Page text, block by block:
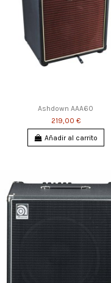
Ashdown AAA60
219,00 €
Añadir al carrito